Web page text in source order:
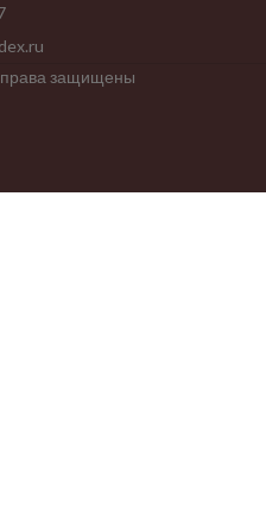
защищены